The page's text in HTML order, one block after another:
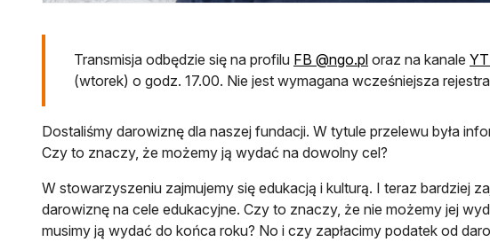
Transmisja odbędzie się na profilu FB @ngo.plotwiera się w
oraz na kanale
(wtorek) o godz. 17.00. Nie jest wymagana wcześniejsza
Dostaliśmy darowiznę dla naszej fundacji. W tytule przelewu była
Czy to znaczy, że możemy ją wydać na dowolny cel?
W stowarzyszeniu zajmujemy się edukacją i kulturą. I teraz bardziej
darowiznę na cele edukacyjne. Czy to znaczy, że nie możemy jej
musimy ją wydać do końca roku? No i czy zapłacimy podatek od